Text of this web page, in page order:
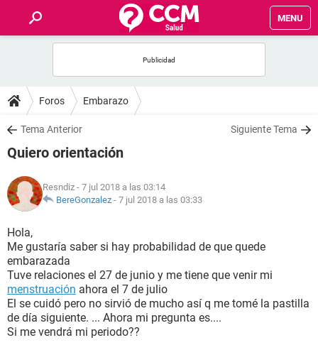
MENU
FOROS
SALUD
FAMILIA
NUTRICIÓN
BIENESTAR
SEXUALIDAD
GLOSARIO
Foros Embarazo
Tema Anterior Siguiente Tema
Quiero orientación
Resndiz - 7 jul 2018 a las 03:14
BereGonzalez - 7 jul 2018 a las 03:33
Hola,
Me gustaría saber si hay probabilidad de que quede
embarazada
Tuve relaciones el 27 de junio y me tiene que venir mi
menstruación ahora el 7 de julio
El se cuidó pero no sirvió de mucho así q me tomé la pastilla
de día siguiente. ... Ahora mi pregunta es....
Si me vendrá mi periodo??